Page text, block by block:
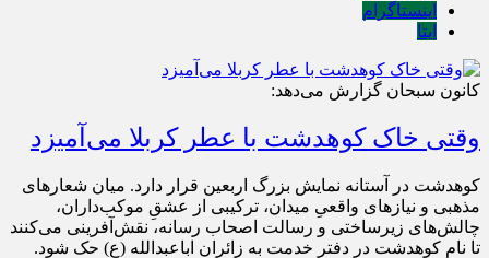
اینستاگرام
ایتا
کانون سبحان گزارش می‌دهد:
وقتی خاک کوهدشت با عطر کربلا می‌آمیزد
کوهدشت در آستانه نمایش بزرگ اربعین قرار دارد. میان شعارهای
مذهبی و نیازهای واقعیِ میدان، ترکیبی از عشقِ موکب‌داران،
چالش‌های زیرساختی و رسالت اصحاب رسانه، نقش‌آفرینی می‌کنند
تا نام کوهدشت در دفتر خدمت به زائران اباعبدالله (ع) حک شود.